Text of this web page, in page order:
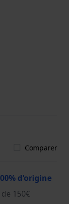
Comparer
d'origine
150€